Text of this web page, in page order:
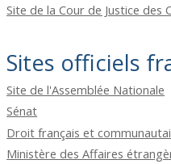
Site de la Cour de Justice des
Sites officiels
Site de l'Assemblée Nationale
Sénat
Droit français et
Ministère des Affaires